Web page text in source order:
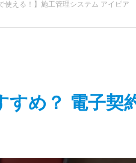
使える！】施工管理システム アイピア
すめ？ 電子契